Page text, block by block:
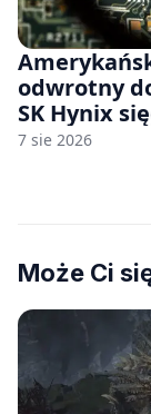
odwrotny
SK Hynix
fabryk
7 sie 2026
Może Ci